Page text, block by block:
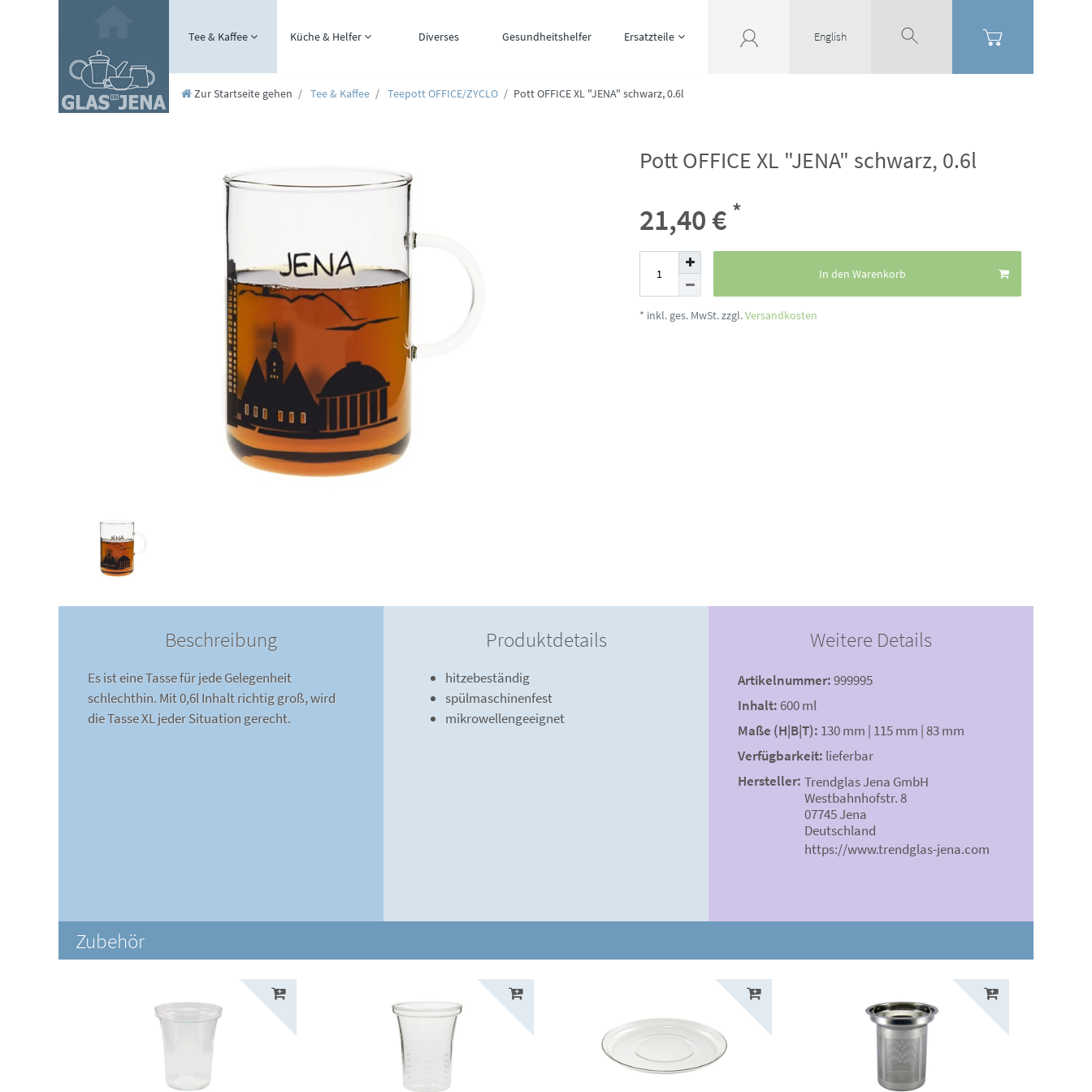
Tee & Kaffee Küche & Helfer Diverses Gesundheitshelfer Ersatzteile English
Zur Startseite gehen Tee & Kaffee Teepott OFFICE/ZYCLO Pott OFFICE XL "JENA" schwarz, 0.6l
Pott OFFICE XL "JENA" schwarz, 0.6l
21,40 € *
In den Warenkorb
* inkl. ges. MwSt. zzgl.Versandkosten
Beschreibung
Es ist eine Tasse für jede Gelegenheit
schlechthin. Mit 0,6l Inhalt richtig groß, wird
die Tasse XL jeder Situation gerecht.
Produktdetails
hitzebeständig
spülmaschinenfest
mikrowellengeeignet
Weitere Details
Artikelnummer:999995
Inhalt:600 ml
Maße (H|B|T): 130 mm | 115 mm | 83 mm
Verfügbarkeit: lieferbar
Hersteller: Trendglas Jena GmbH
Westbahnhofstr. 8
07745 Jena
Deutschland
https://www.trendglas-jena.com
Zubehör